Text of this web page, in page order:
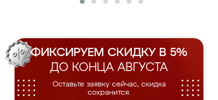
ФИКСИРУЕМ СКИДКУ В 5%
ДО КОНЦА АВГУСТА
Оставьте заявку сейчас, скидка
сохранится.